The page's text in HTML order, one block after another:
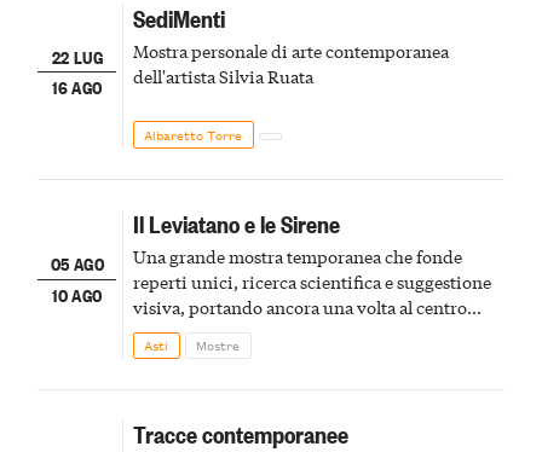
22 LUG
16 AGO
SediMenti
Mostra personale di arte contemporanea
dell'artista Silvia Ruata
Albaretto Torre
05 AGO
10 AGO
Il Leviatano e le Sirene
Una grande mostra temporanea che fonde
reperti unici, ricerca scientifica e suggestione
visiva, portando ancora una volta al centro
della scena le meraviglie del passato astigiano
Asti Mostre
Tracce contemporanee